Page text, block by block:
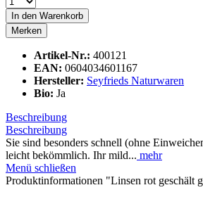
In den Warenkorb
Merken
Artikel-Nr.: 400121
EAN: 0604034601167
Hersteller: Seyfrieds Naturwaren
Bio: Ja
Beschreibung
Beschreibung
Sie sind besonders schnell (ohne
leicht bekömmlich. Ihr mild... mehr
Menü schließen
Produktinformationen "Linsen rot geschält